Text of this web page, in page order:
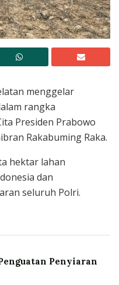
menggelar
rangka
Presiden Prabowo
Rakabuming Raka.
hektar lahan
dan
seluruh Polri.
Penyiaran